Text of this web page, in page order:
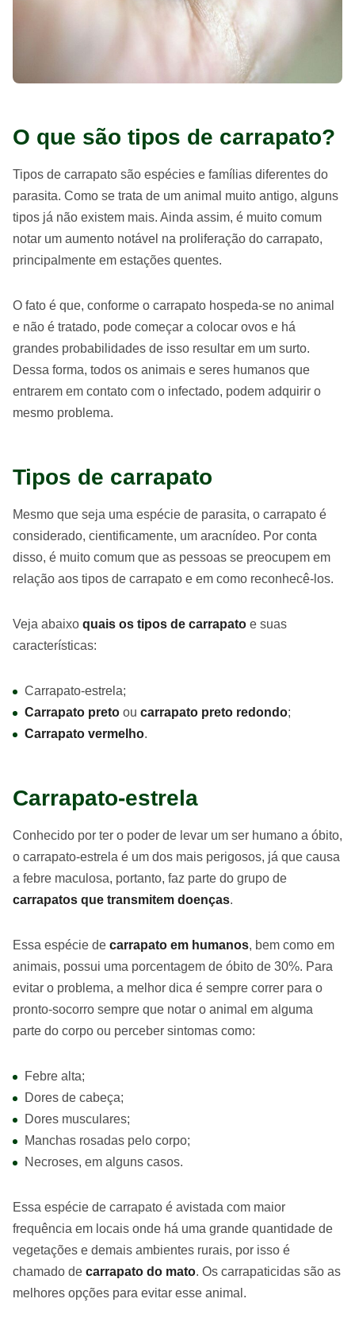
O que são tipos de carrapato?
Tipos de carrapato são espécies e famílias diferentes do
parasita. Como se trata de um animal muito antigo, alguns
tipos já não existem mais. Ainda assim, é muito comum
notar um aumento notável na proliferação do carrapato,
principalmente em estações quentes.
O fato é que, conforme o carrapato hospeda-se no animal
e não é tratado, pode começar a colocar ovos e há
grandes probabilidades de isso resultar em um surto.
Dessa forma, todos os animais e seres humanos que
entrarem em contato com o infectado, podem adquirir o
mesmo problema.
Tipos de carrapato
Mesmo que seja uma espécie de parasita, o carrapato é
considerado, cientificamente, um aracnídeo. Por conta
disso, é muito comum que as pessoas se preocupem em
relação aos tipos de carrapato e em como reconhecê-los.
Veja abaixo quais os tipos de carrapato e suas
características:
Carrapato-estrela;
Carrapato preto ou carrapato preto redondo;
Carrapato vermelho.
Carrapato-estrela
Conhecido por ter o poder de levar um ser humano a óbito,
o carrapato-estrela é um dos mais perigosos, já que causa
a febre maculosa, portanto, faz parte do grupo de
carrapatos que transmitem doenças.
Essa espécie de carrapato em humanos, bem como em
animais, possui uma porcentagem de óbito de 30%. Para
evitar o problema, a melhor dica é sempre correr para o
pronto-socorro sempre que notar o animal em alguma
parte do corpo ou perceber sintomas como:
Febre alta;
Dores de cabeça;
Dores musculares;
Manchas rosadas pelo corpo;
Necroses, em alguns casos.
Essa espécie de carrapato é avistada com maior
frequência em locais onde há uma grande quantidade de
vegetações e demais ambientes rurais, por isso é
chamado de carrapato do mato. Os carrapaticidas são as
melhores opções para evitar esse animal.